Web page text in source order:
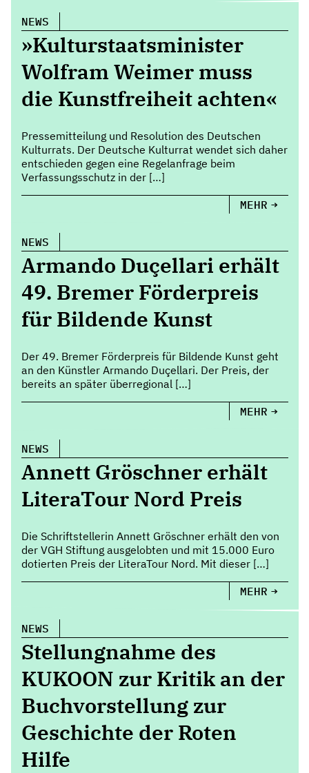
NEWS
»Kulturstaatsminister
Wolfram Weimer muss
die Kunstfreiheit achten«
Pressemitteilung und Resolution des Deutschen
Kulturrats. Der Deutsche Kulturrat wendet sich daher
entschieden gegen eine Regelanfrage beim
Verfassungsschutz in der […]
MEHR
NEWS
Armando Duçellari erhält
49. Bremer Förderpreis
für Bildende Kunst
Der 49. Bremer Förderpreis für Bildende Kunst geht
an den Künstler Armando Duçellari. Der Preis, der
bereits an später überregional […]
MEHR
NEWS
Annett Gröschner erhält
LiteraTour Nord Preis
Die Schriftstellerin Annett Gröschner erhält den von
der VGH Stiftung ausgelobten und mit 15.000 Euro
dotierten Preis der LiteraTour Nord. Mit dieser […]
MEHR
NEWS
Stellungnahme des
KUKOON zur Kritik an der
Buchvorstellung zur
Geschichte der Roten
Hilfe